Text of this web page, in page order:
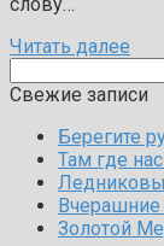
Читать далее
Свежие записи
Берегите
Там где
Вчерашние
Золотой